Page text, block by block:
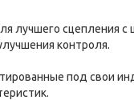
лучшего сцепления с
контроля.
под свои